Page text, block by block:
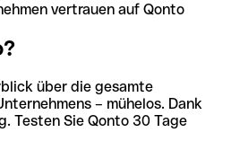
vertrauen auf Qonto
über die gesamte
– mühelos. Dank
Testen Sie Qonto 30 Tage